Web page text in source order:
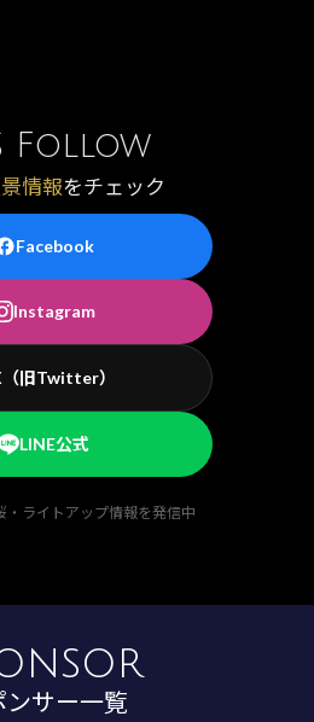
Follow
情報をチェック
Facebook
Instagram
旧Twitter）
LINE公式
・ライトアップ情報を発信中
ンサー一覧